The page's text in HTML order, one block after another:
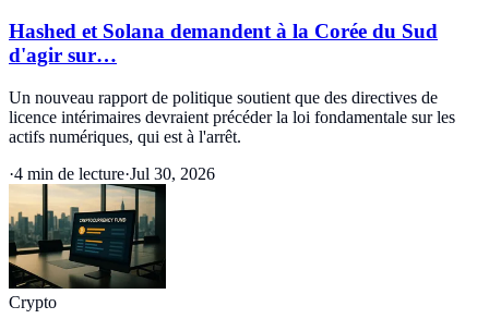
Hashed et Solana demandent à la Corée du Sud
d'agir sur…
Un nouveau rapport de politique soutient que des directives de
licence intérimaires devraient précéder la loi fondamentale sur les
actifs numériques, qui est à l'arrêt.
·4 min de lecture·Jul 30, 2026
Crypto